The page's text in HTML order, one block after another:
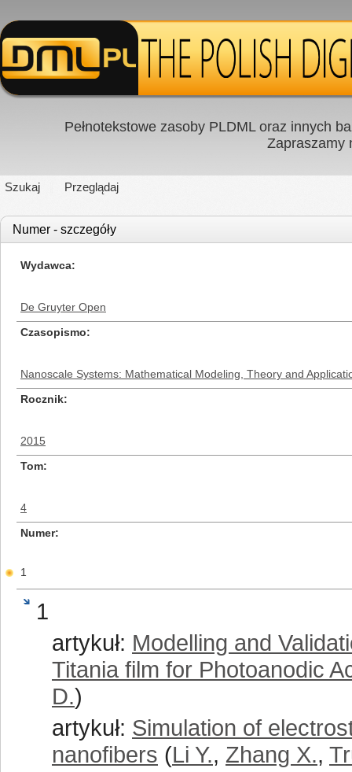
Pełnotekstowe zasoby PLDML oraz innych
Zapraszamy
Szukaj Przeglądaj
Numer - szczegóły
Wydawca
De Gruyter Open
Czasopismo
Nanoscale Systems: Mathematical Modeling, Theory and
Rocznik
2015
Tom
4
Numer
1
1
artykuł: Modelling and
Titania film for Photoanodic
D.)
artykuł: Simulation of
nanofibers (Li Y., Zhang X.,